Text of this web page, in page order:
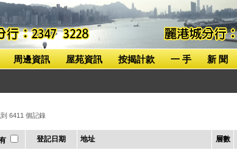
周邊資訊 屋苑資訊 按揭計款 一 手 新 聞
6411 個記錄
登記日期 地址 層數